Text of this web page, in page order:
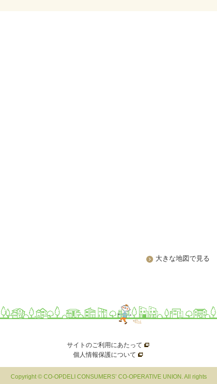
大きな地図で見る
サイトのご利用にあたって 新規ウィンドウを開きます
個人情報保護について 新規ウィンドウを開きます
Copyright © CO-OPDELI CONSUMERS’ CO-OPERATIVE UNION. All rights